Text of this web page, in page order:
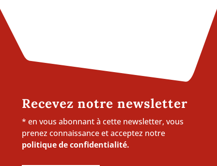
Recevez notre newsletter
* en vous abonnant à cette newsletter, vous
prenez connaissance et acceptez notre
politique de confidentialité.